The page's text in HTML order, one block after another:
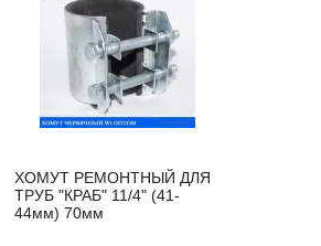
ХОМУТ РЕМОНТНЫЙ ДЛЯ
ТРУБ "КРАБ" 11/4" (41-
44мм) 70мм